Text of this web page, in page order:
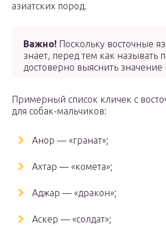
азиатских пород.
Важно! Поскольку восточные
знает, перед тем как называть
достоверно выяснить
Примерный список кличек с
для собак-мальчиков:
Анор — «гранат»;
Ахтар — «комета»;
Аджар — «дракон»;
Аскер — «солдат»;